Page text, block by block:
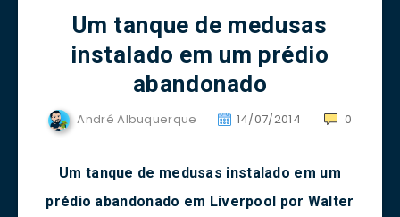
Um tanque de medusas
instalado em um prédio
abandonado
André Albuquerque 14/07/2014 0
Um tanque de medusas instalado em um
prédio abandonado em Liverpool por Walter